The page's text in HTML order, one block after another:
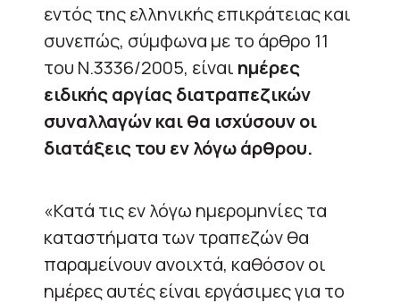
εντός της ελληνικής επικράτειας και
συνεπώς, σύμφωνα με το άρθρο 11
του Ν.3336/2005, είναι ημέρες
ειδικής αργίας διατραπεζικών
συναλλαγών και θα ισχύσουν οι
διατάξεις του εν λόγω άρθρου.
«Κατά τις εν λόγω ημερομηνίες τα
καταστήματα των τραπεζών θα
παραμείνουν ανοιχτά, καθόσον οι
ημέρες αυτές είναι εργάσιμες για το